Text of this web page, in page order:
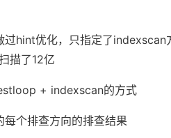
过hint优化，只指定了
描了12亿
+ indexscan的方式
每个排查方向的排查结果